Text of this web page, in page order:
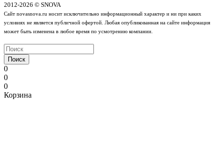
2012-2026 © SNOVA
Сайт novasnova.ru носит исключительно информационный характер и ни при каких
условиях не является публичной офертой. Любая опубликованная на сайте информация
может быть изменена в любое время по усмотрению компании.
Поиск
0
0
0
Корзина